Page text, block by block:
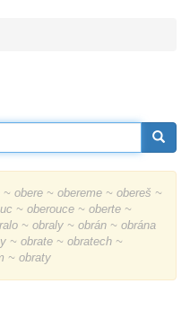
~ obere ~ obereme ~ obereš ~
~ oberouce ~ oberte ~
~ obraly ~ obrán ~ obrána
~ obrate ~ obratech ~
~ obraty